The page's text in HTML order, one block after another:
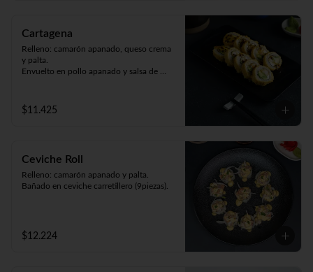
Cartagena
Relleno: camarón apanado, queso crema
y palta.
Envuelto en pollo apanado y salsa de
$11.425
Ceviche Roll
Relleno: camarón apanado y palta.
Bañado en ceviche carretillero (9piezas).
$12.224